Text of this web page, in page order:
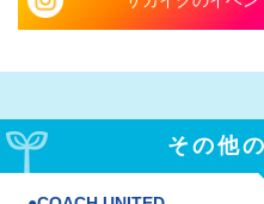
その他